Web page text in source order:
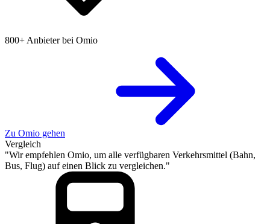
800+ Anbieter bei Omio
Zu Omio gehen
Vergleich
"Wir empfehlen Omio, um alle verfügbaren Verkehrsmittel (Bahn,
Bus, Flug) auf einen Blick zu vergleichen."